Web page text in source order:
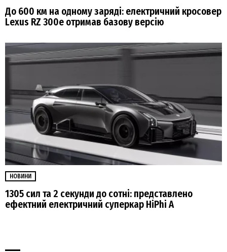
До 600 км на одному заряді: електричний кросовер
Lexus RZ 300e отримав базову версію
НОВИНИ
1305 сил та 2 секунди до сотні: представлено
ефектний електричний суперкар HiPhi A